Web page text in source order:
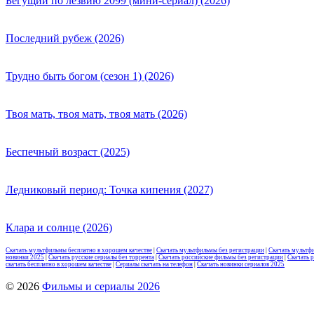
Последний рубеж (2026)
Трудно быть богом (сезон 1) (2026)
Твоя мать, твоя мать, твоя мать (2026)
Беспечный возраст (2025)
Ледниковый период: Точка кипения (2027)
Клара и солнце (2026)
Скачать мультфильмы бесплатно в хорошем качестве Скачать мультфильмы без регистрации Скачать
новинки 2025
Скачать русские сериалы без торрента Скачать российские фильмы без регистрации Скачать
скачать бесплатно в хорошем качестве Сериалы скачать на телефон Скачать новинки сериалов 2025
© 2026 Фильмы и сериалы 2026